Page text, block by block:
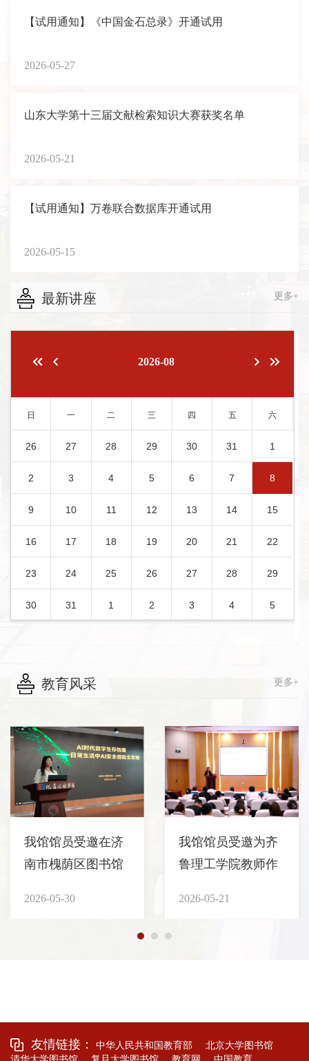
【试用通知】《中国金石总录》开通试用
2026-05-27
山东大学第十三届文献检索知识大赛获奖名单
2026-05-21
【试用通知】万卷联合数据库开通试用
2026-05-15
最新讲座 更多+
2026-08
日 一 二 三 四 五 六
26 27 28 29 30 31 1
2 3 4 5 6 7 8
9 10 11 12 13 14 15
16 17 18 19 20 21 22
23 24 25 26 27 28 29
30 31 1 2 3 4 5
教育风采 更多+
我馆馆员受邀在济
南市槐荫区图书馆
2026-05-30
我馆馆员受邀为齐
鲁理工学院教师作
2026-05-21
友情链接： 中华人民共和国教育部
北京大学图书馆